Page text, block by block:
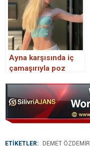
dikkat çekti
Ayna karşısında iç
çamaşırıyla poz
tepki yağıyor! Ünlü
sanatçı fena çıkıştı
ETİKETLER: DEMET ÖZDEMIR